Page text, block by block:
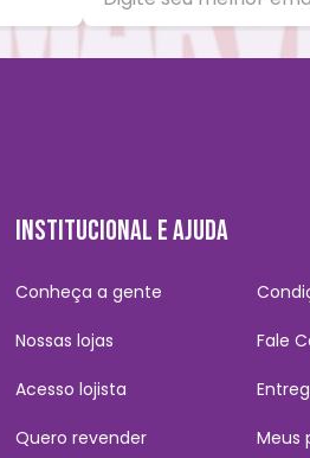
INSTITUCIONAL E AJUDA
Conheça a gente
Nossas lojas
Acesso lojista
Quero revender
Fale
Meus